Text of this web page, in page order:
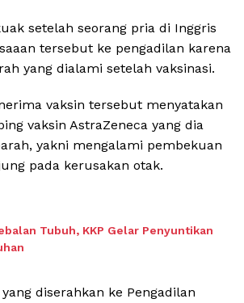
setelah seorang pria di Inggris
tersebut ke pengadilan karena
yang dialami setelah vaksinasi.
vaksin tersebut menyatakan
vaksin AstraZeneca yang dia
yakni mengalami pembekuan
pada kerusakan otak.
Tubuh, KKP Gelar Penyuntikan
diserahkan ke Pengadilan